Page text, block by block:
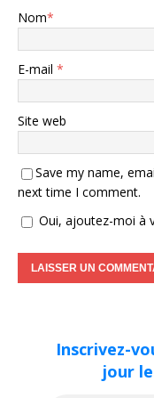
Nom*
E-mail *
Site web
Save my name,
next time I comment.
Oui, ajoutez-moi à
Inscrivez-
jour